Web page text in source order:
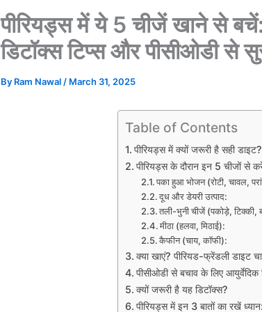
पीरियड्स में ये 5 चीजें खाने से
डिटॉक्स टिप्स और पीसीओडी से
By Ram Nawal / March 31, 2025
Table of Contents
पीरियड्स में क्यों जरूरी है सही डाइट?
पीरियड्स के दौरान इन 5 चीजों से
पका हुआ भोजन (रोटी, चावल,
दूध और डेयरी उत्पाद:
तली-भुनी चीजें (पकोड़े, टिक्की,
मीठा (हलवा, मिठाई):
कैफीन (चाय, कॉफी):
क्या खाएं? पीरियड-फ्रेंडली डाइट
पीसीओडी से बचाव के लिए आयुर्वेदिक
क्यों जरूरी है यह डिटॉक्स?
पीरियड्स में इन 3 बातों का रखें ध्यान: